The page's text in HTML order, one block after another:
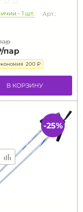
- 1 шт. Арт.:
пар
200 ₽
В КОРЗИНУ
-25%